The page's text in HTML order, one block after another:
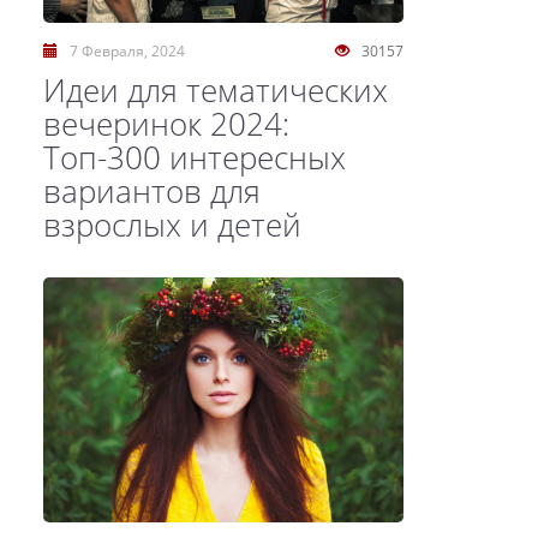
30157
7 Февраля, 2024
Идеи для тематических
вечеринок 2024:
Топ-300 интересных
вариантов для
взрослых и детей